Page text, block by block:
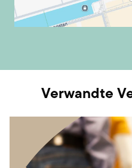
Verwandte